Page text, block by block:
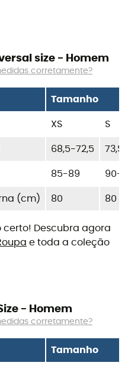
size - Homem
corretamente?
Tamanho
XS S
68,5-72,5
85-89 90-
(cm) 80 80
Descubra agora
e toda a coleção
- Homem
corretamente?
Tamanho